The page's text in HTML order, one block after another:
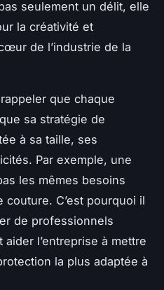
seulement un délit, elle
la créativité et
de l’industrie de la
que chaque
sa stratégie de
à sa taille, ses
Par exemple, une
les mêmes besoins
couture. C’est pourquoi il
de professionnels
l’entreprise à mettre
la plus adaptée à